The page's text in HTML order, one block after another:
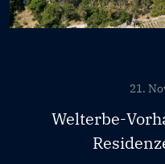
21.
Welterbe-